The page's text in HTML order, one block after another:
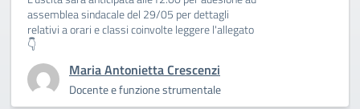
assemblea sindacale del 29/05 per dettagli
relativi a orari e classi coinvolte leggere l'allegato
👇
Maria Antonietta Crescenzi
Docente e funzione strumentale